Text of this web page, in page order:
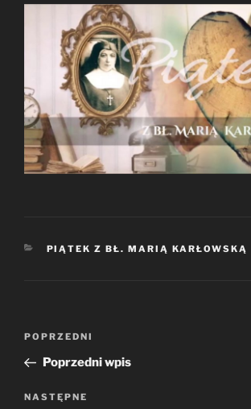
KATEGORIE
PIĄTEK Z BŁ. MARIĄ KARŁOWSKĄ
wpisu
Poprzedni
wpis
POPRZEDNI
Poprzedni wpis
Następny
NASTĘPNE